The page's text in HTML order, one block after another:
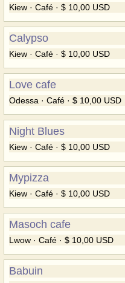
Kiew · Café · $ 10,00 USD
Calypso
Kiew · Café · $ 10,00 USD
Love cafe
Odessa · Café · $ 10,00 USD
Night Blues
Kiew · Café · $ 10,00 USD
Mypizza
Kiew · Café · $ 10,00 USD
Masoch cafe
Lwow · Café · $ 10,00 USD
Babuin